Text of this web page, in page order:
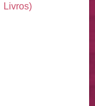
Livros)